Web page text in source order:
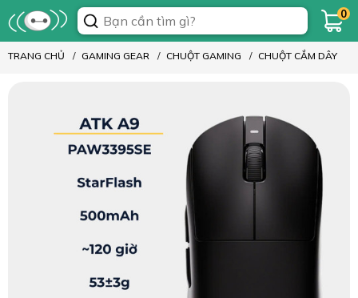
0
TRANG CHỦ GAMING GEAR CHUỘT GAMING CHUỘT CẮM DÂY